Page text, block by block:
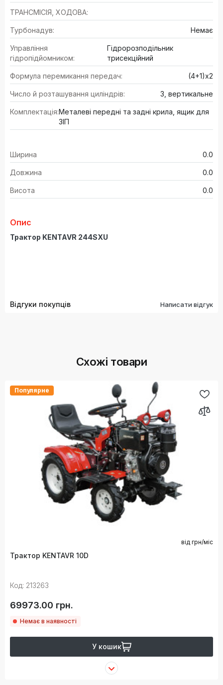
ТРАНСМІСІЯ, ХОДОВА:
Турбонадув: Немає
Управління
гідропідйомником:
Гідророзподільник
трисекційний
Формула перемикання передач: (4+1)х2
Число й розташування циліндрів: 3, вертикальне
Комплектація:Металеві передні та задні крила, ящик для
ЗІП
Ширина 0.0
Довжина 0.0
Висота 0.0
Опис
Трактор KENTAVR 244SXU
Відгуки покупців Написати відгук
Схожі товари
Популярне
від грн/міс
Трактор KENTAVR 10D
Код: 213263
69973.00 грн.
Немає в наявності
У кошик